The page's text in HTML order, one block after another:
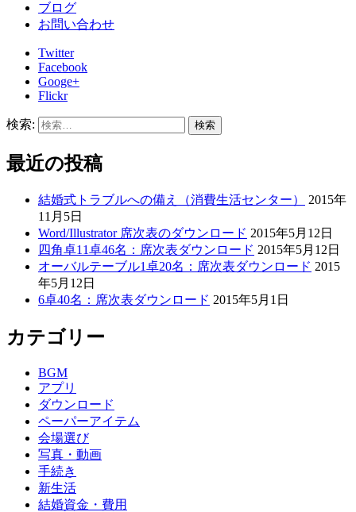
ブログ
お問い合わせ
Twitter
Facebook
Googe+
Flickr
検索:
最近の投稿
結婚式トラブルへの備え（消費生活センター）
2015年
11月5日
Word/Illustrator 席次表のダウンロード 2015年5月12日
四角卓11卓46名：席次表ダウンロード 2015年5月12日
オーバルテーブル1卓20名：席次表ダウンロード 2015
年5月12日
6卓40名：席次表ダウンロード 2015年5月1日
カテゴリー
BGM
アプリ
ダウンロード
ペーパーアイテム
会場選び
写真・動画
手続き
新生活
結婚資金・費用